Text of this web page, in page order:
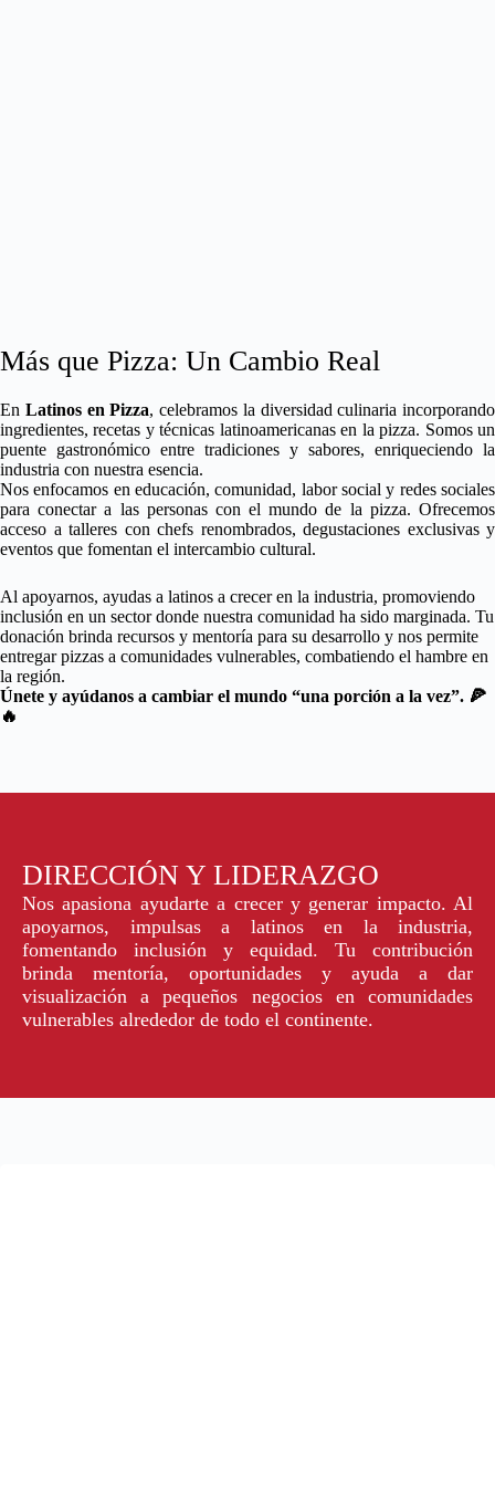
Más que Pizza: Un Cambio Real
En Latinos en Pizza, celebramos la diversidad culinaria incorporando
ingredientes, recetas y técnicas latinoamericanas en la pizza. Somos un
puente gastronómico entre tradiciones y sabores, enriqueciendo la
industria con nuestra esencia.
Nos enfocamos en educación, comunidad, labor social y redes sociales
para conectar a las personas con el mundo de la pizza. Ofrecemos
acceso a talleres con chefs renombrados, degustaciones exclusivas y
eventos que fomentan el intercambio cultural.
Al apoyarnos, ayudas a latinos a crecer en la industria, promoviendo
inclusión en un sector donde nuestra comunidad ha sido marginada. Tu
donación brinda recursos y mentoría para su desarrollo y nos permite
entregar pizzas a comunidades vulnerables, combatiendo el hambre en
la región.
Únete y ayúdanos a cambiar el mundo “una porción a la vez”. 🍕
🔥
DIRECCIÓN Y LIDERAZGO
Nos apasiona ayudarte a crecer y generar impacto. Al
apoyarnos, impulsas a latinos en la industria,
fomentando inclusión y equidad. Tu contribución
brinda mentoría, oportunidades y ayuda a dar
visualización a pequeños negocios en comunidades
vulnerables alrededor de todo el continente.